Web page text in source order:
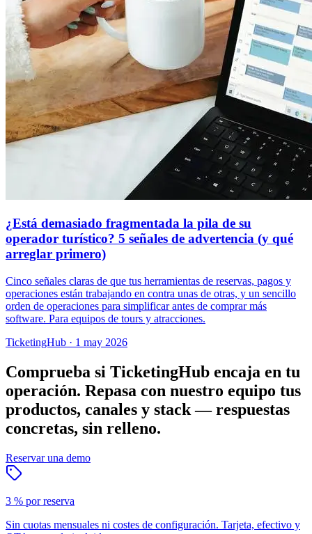
¿Está demasiado fragmentada la pila de su
operador turístico? 5 señales de advertencia (y qué
arreglar primero)
Cinco señales claras de que tus herramientas de reservas, pagos y
operaciones están trabajando en contra unas de otras, y un sencillo
orden de operaciones para simplificar antes de comprar más
software. Para equipos de tours y atracciones.
TicketingHub · 1 may 2026
Comprueba si TicketingHub encaja en tu
operación. Repasa con nuestro equipo tus
productos, canales y stack — respuestas
concretas, sin relleno.
Reservar una demo
3 % por reserva
Sin cuotas mensuales ni costes de configuración. Tarjeta, efectivo y